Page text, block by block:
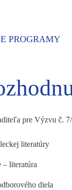
PROGRAMY
pre Výzvu č.
literatúry
– literatúra
diela